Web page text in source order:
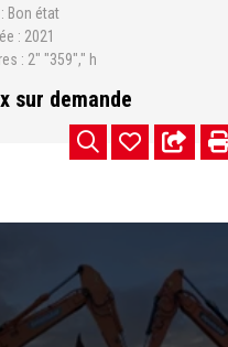
Bon état
2021
2" "359"," h
sur demande